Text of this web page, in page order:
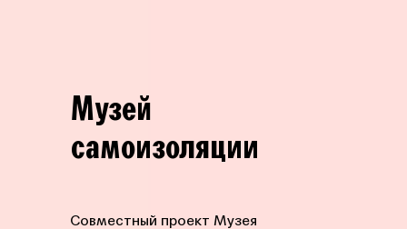
Музей
самоизоляции
Совместный проект Музея